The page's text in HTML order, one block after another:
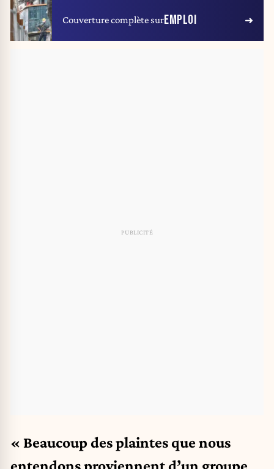
Couverture complète surEMPLOI
« Beaucoup des plaintes que nous
entendons proviennent d’un groupe